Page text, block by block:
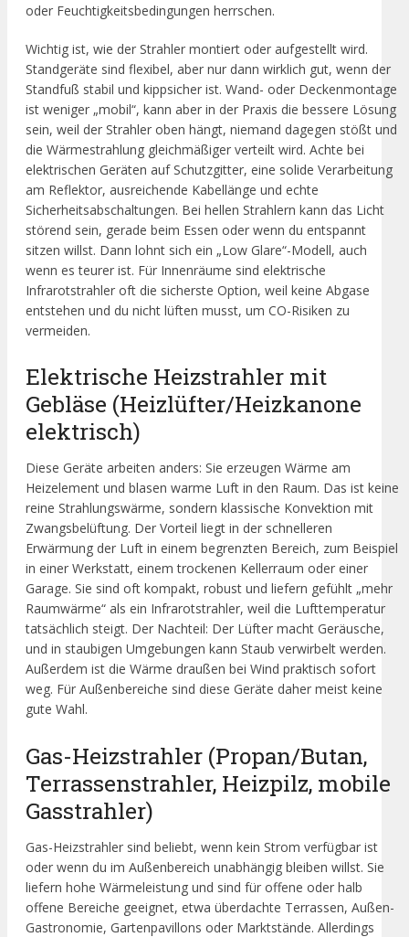
oder Feuchtigkeitsbedingungen herrschen.
Wichtig ist, wie der Strahler montiert oder aufgestellt wird.
Standgeräte sind flexibel, aber nur dann wirklich gut, wenn der
Standfuß stabil und kippsicher ist. Wand- oder Deckenmontage
ist weniger „mobil“, kann aber in der Praxis die bessere Lösung
sein, weil der Strahler oben hängt, niemand dagegen stößt und
die Wärmestrahlung gleichmäßiger verteilt wird. Achte bei
elektrischen Geräten auf Schutzgitter, eine solide Verarbeitung
am Reflektor, ausreichende Kabellänge und echte
Sicherheitsabschaltungen. Bei hellen Strahlern kann das Licht
störend sein, gerade beim Essen oder wenn du entspannt
sitzen willst. Dann lohnt sich ein „Low Glare“-Modell, auch
wenn es teurer ist. Für Innenräume sind elektrische
Infrarotstrahler oft die sicherste Option, weil keine Abgase
entstehen und du nicht lüften musst, um CO-Risiken zu
vermeiden.
Elektrische Heizstrahler mit
Gebläse (Heizlüfter/Heizkanone
elektrisch)
Diese Geräte arbeiten anders: Sie erzeugen Wärme am
Heizelement und blasen warme Luft in den Raum. Das ist keine
reine Strahlungswärme, sondern klassische Konvektion mit
Zwangsbelüftung. Der Vorteil liegt in der schnelleren
Erwärmung der Luft in einem begrenzten Bereich, zum Beispiel
in einer Werkstatt, einem trockenen Kellerraum oder einer
Garage. Sie sind oft kompakt, robust und liefern gefühlt „mehr
Raumwärme“ als ein Infrarotstrahler, weil die Lufttemperatur
tatsächlich steigt. Der Nachteil: Der Lüfter macht Geräusche,
und in staubigen Umgebungen kann Staub verwirbelt werden.
Außerdem ist die Wärme draußen bei Wind praktisch sofort
weg. Für Außenbereiche sind diese Geräte daher meist keine
gute Wahl.
Gas-Heizstrahler (Propan/Butan,
Terrassenstrahler, Heizpilz, mobile
Gasstrahler)
Gas-Heizstrahler sind beliebt, wenn kein Strom verfügbar ist
oder wenn du im Außenbereich unabhängig bleiben willst. Sie
liefern hohe Wärmeleistung und sind für offene oder halb
offene Bereiche geeignet, etwa überdachte Terrassen, Außen-
Gastronomie, Gartenpavillons oder Marktstände. Allerdings